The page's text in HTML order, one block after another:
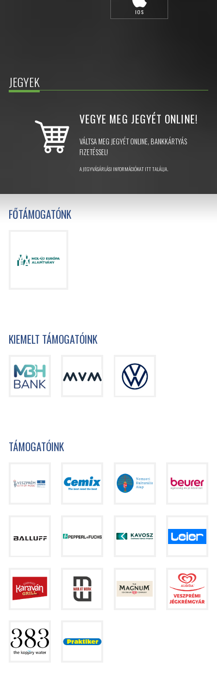
JEGYEK
VEGYE MEG JEGYÉT ONLINE!
VÁLTSA MEG JEGYÉT ONLINE, BANKKÁRTYÁS
FIZETÉSSEL!
A JEGYVÁSÁRLÁSI INFORMÁCIÓKAT ITT TALÁLJA.
IOS
FŐTÁMOGATÓNK
KIEMELT TÁMOGATÓINK
TÁMOGATÓINK